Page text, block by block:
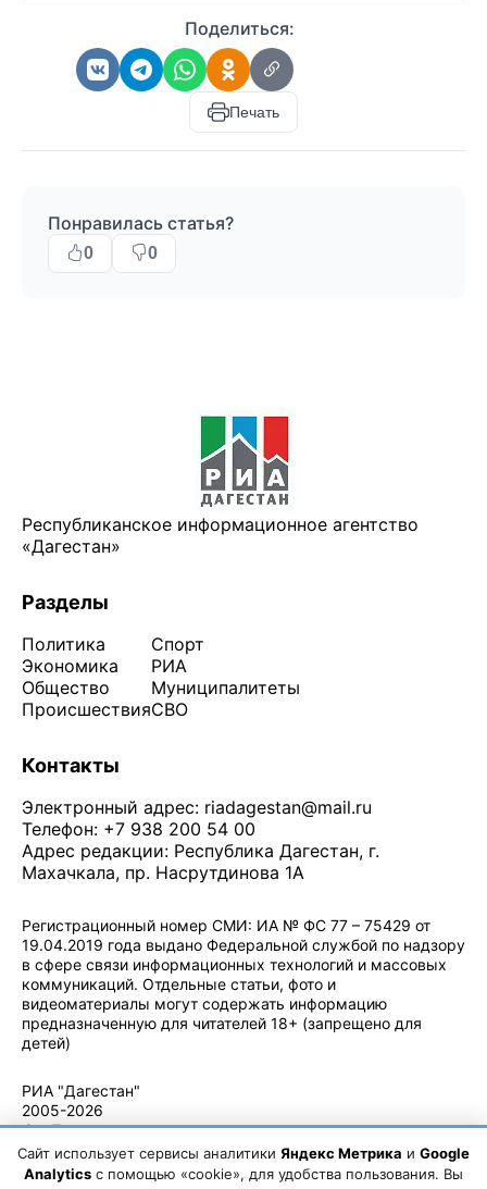
Поделиться:
Печать
Понравилась статья?
0 0
Республиканское информационное агентство
«Дагестан»
Разделы
Политика
Экономика
Общество
Происшествия
Спорт
РИА
Муниципалитеты
СВО
Контакты
Электронный адрес: riadagestan@mail.ru
Телефон: +7 938 200 54 00
Адрес редакции: Республика Дагестан, г.
Махачкала, пр. Насрутдинова 1А
Регистрационный номер СМИ: ИА № ФС 77 – 75429 от
19.04.2019 года выдано Федеральной службой по надзору
в сфере связи информационных технологий и массовых
коммуникаций. Отдельные статьи, фото и
видеоматериалы могут содержать информацию
предназначенную для читателей 18+ (запрещено для
детей)
РИА "Дагестан"
2005-2026
© - Правила
использования
материалов.
Сайт использует сервисы аналитики Яндекс Метрика и Google
Analytics с помощью «cookie», для удобства пользования. Вы